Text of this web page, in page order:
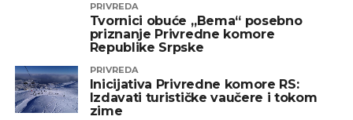
PRIVREDA
Tvornici obuće „Bema“ posebno
priznanje Privredne komore
Republike Srpske
PRIVREDA
Inicijativa Privredne komore RS:
Izdavati turističke vaučere i tokom
zime